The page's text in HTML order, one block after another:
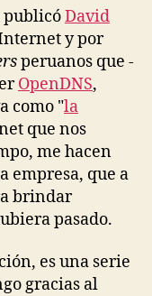
de
Internet
Perú
publicóDavid
y por
peruanos que -
OpenDNS,
como "la
que nos
me hacen
empresa, que a
brindar
pasado.
es una serie
gracias al